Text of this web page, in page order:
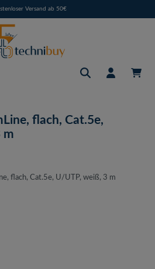
Versand ab 50€
flach, Cat.5e,
m